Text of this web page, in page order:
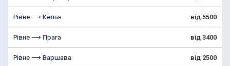
Рівне ⟶ Кельн від 5500
Рівне ⟶ Прага від 3400
Рівне ⟶ Варшава від 2500